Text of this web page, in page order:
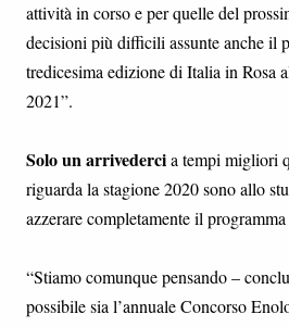
attività in corso e per quelle del
decisioni più difficili assunte anche il
tredicesima edizione di Italia in Rosa
2021”.
Solo un arrivedercia tempi migliori
riguarda la stagione 2020 sono allo
azzerare completamente il
“Stiamo comunque pensando –
possibile sia l’annuale Concorso